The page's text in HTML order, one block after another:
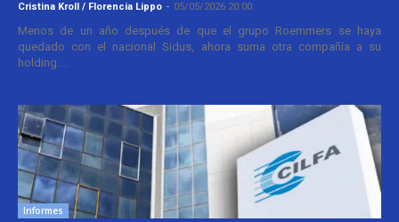
Cristina Kroll / Florencia Lippo - 05/05/2026 20:00
Menos de un año después de que el grupo Roemmers se haya
quedado con el nacional Sidus, ahora suma otra compañía a su
holding....
Informes